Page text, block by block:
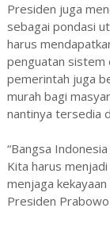
Presiden juga
sebagai pondasi
harus
penguatan sistem
pemerintah juga
murah bagi
nantinya tersedia
“Bangsa
Kita harus
menjaga
Presiden